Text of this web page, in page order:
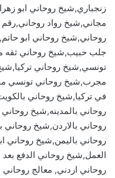
زنجباري,شيخ روحاني ابو
مجاني,شيخ رواد
روحاني,شيخ روحاني ابو
جلب حبيب,شيخ روحاني ثقه
تونسي,شيخ روحاني
مجرب,شيخ روحاني تونسي
في تركيا,شيخ روحاني
روحاني بالمدينه,شيخ
روحاني بالاردن,شيخ
روحاني باليمن,شيخ روحاني
العمل,شيخ روحاني الدفع
روحاني اردني, معالج